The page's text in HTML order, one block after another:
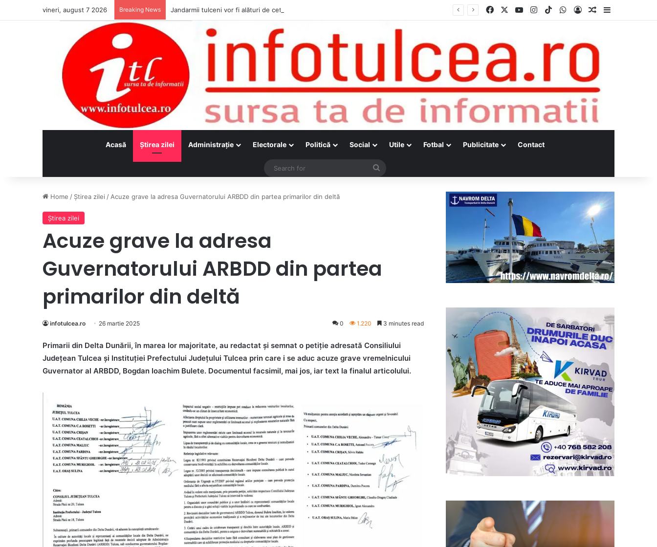
vineri, august 7 2026 Breaking News Jandarmii tulceni vor fi alături de cetățenii care vor lua parte la Festivalul Folk Țestos Facebook YouTubeInstagram
TikTokWhatsApp
Log InRandom Article
Acasă Ştirea zilei Administraţie Electorale Politică Social Utile Fotbal Publicitate Contact
Search
Home / Ştirea zilei /Acuze grave la adresa Guvernatorului ARBDD din partea primarilor din deltă
Ştirea zilei
Acuze grave la adresa
Guvernatorului ARBDD din partea
primarilor din deltă
infotulcea.ro 26 martie 2025 0 1.220 3 minutes read
Primarii din Delta Dunării, în marea lor majoritate, au redactat și semnat o petiție adresată Consiliului
Județean Tulcea și Instituției Prefectului Județului Tulcea prin care i se aduc acuze grave vremelnicului
Guvernator al ARBDD, Bogdan Ioachim Bulete. Documentul facsimil, mai jos, iar text la finalul articolului.